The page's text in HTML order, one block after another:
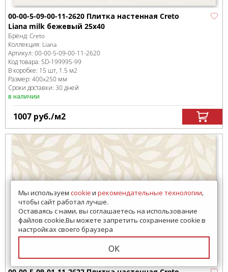
00-00-5-09-00-11-2620 Плитка настенная Creto
Liana milk бежевый 25х40
Бренд: Creto
Коллекция: Liana
Артикул: 00-00-5-09-00-11-2620
Код товара: SD-199995-99
В коробке: 15 шт, 1.5 м2
Размер: 400x250 мм
Сроки доставки: 30 дней
в наличии
1007 руб./м2
Мы используем cookieи рекомендательные технологии,
чтобы сайт работал лучше.
Оставаясь с нами, вы соглашаетесь на использование
файлов cookie.Вы можете запретить сохранение cookie в
настройках своего браузера
ОК